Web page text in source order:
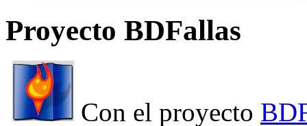
Proyecto BDFallas
Con el proyecto